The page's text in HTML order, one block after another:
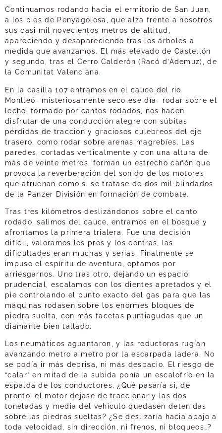
Continuamos rodando hacia el ermitorio de San Juan,
a los pies de Penyagolosa, que alza frente a nosotros
sus casi mil novecientos metros de altitud,
apareciendo y desapareciendo tras los árboles a
medida que avanzamos. El más elevado de Castellón
y segundo, tras el Cerro Calderón (Racó d’Ademuz), de
la Comunitat Valenciana.
En la casilla 107 entramos en el cauce del rio
Monlleó- misteriosamente seco ese día- rodar sobre el
lecho, formado por cantos rodados, nos hacen
disfrutar de una conducción alegre con súbitas
pérdidas de tracción y graciosos culebreos del eje
trasero, como rodar sobre arenas magrebíes. Las
paredes, cortadas verticalmente y con una altura de
más de veinte metros, forman un estrecho cañón que
provoca la reverberación del sonido de los motores
que atruenan como si se tratase de dos mil blindados
de la Panzer División en formación de combate.
Tras tres kilómetros deslizándonos sobre el canto
rodado, salimos del cauce, entramos en el bosque y
afrontamos la primera trialera. Fue una decisión
difícil, valoramos los pros y los contras, las
dificultades eran muchas y serias. Finalmente se
impuso el espíritu de aventura, optamos por
arriesgarnos. Uno tras otro, dejando un espacio
prudencial, escalamos con los dientes apretados y el
pie controlando el punto exacto del gas para que las
máquinas rodasen sobre los enormes bloques de
piedra suelta, con más facetas puntiagudas que un
diamante bien tallado.
Los neumáticos aguantaron, y las reductoras rugían
avanzando metro a metro por la escarpada ladera. No
se podía ir más deprisa, ni más despacio. El riesgo de
“calar” en mitad de la subida ponía un escalofrío en la
espalda de los conductores. ¿Qué pasaría si, de
pronto, el motor dejase de traccionar y las dos
toneladas y media del vehículo quedasen detenidas
sobre las piedras sueltas? ¿Se deslizaría hacia abajo a
toda velocidad, sin dirección, ni frenos, ni bloqueos…?